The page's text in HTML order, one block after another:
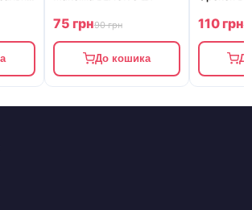
75 грн90 грн
До кошика
110 грн